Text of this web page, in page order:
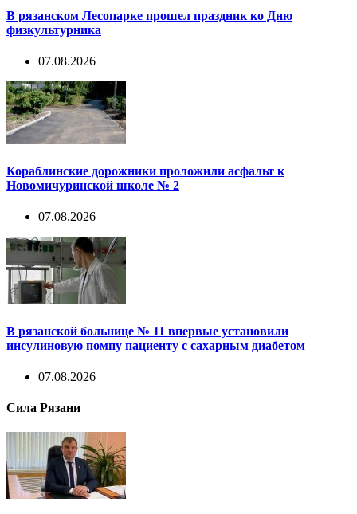
В рязанском Лесопарке прошел праздник ко Дню
физкультурника
07.08.2026
Кораблинские дорожники проложили асфальт к
Новомичуринской школе № 2
07.08.2026
В рязанской больнице № 11 впервые установили
инсулиновую помпу пациенту с сахарным диабетом
07.08.2026
Сила Рязани